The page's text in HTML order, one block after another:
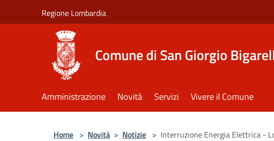
Regione Lombardia
Comune di San Giorgio
Amministrazione Novità Servizi Vivere il Comune
Home > Novità > Notizie > Interruzione Energia Elettrica -